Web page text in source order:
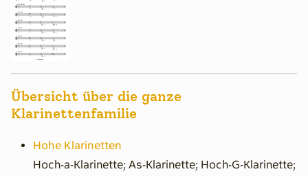
Übersicht über die ganze
Klarinettenfamilie
Hohe Klarinetten
Hoch-a-Klarinette; As-Klarinette; Hoch-G-Klarinette;